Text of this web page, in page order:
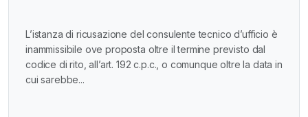
L’istanza di ricusazione del consulente tecnico d’ufficio è
inammissibile ove proposta oltre il termine previsto dal
codice di rito, all’art. 192 c.p.c., o comunque oltre la data in
cui sarebbe...